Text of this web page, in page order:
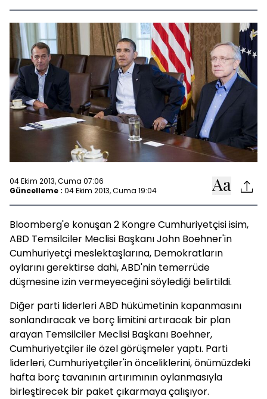
04 Ekim 2013, Cuma 07:06
Güncelleme : 04 Ekim 2013, Cuma 19:04
Bloomberg'e konuşan 2 Kongre Cumhuriyetçisi isim,
ABD Temsilciler Meclisi Başkanı John Boehner'in
Cumhuriyetçi meslektaşlarına, Demokratların
oylarını gerektirse dahi, ABD'nin temerrüde
düşmesine izin vermeyeceğini söylediği belirtildi.
Diğer parti liderleri ABD hükümetinin kapanmasını
sonlandıracak ve borç limitini artıracak bir plan
arayan Temsilciler Meclisi Başkanı Boehner,
Cumhuriyetçiler ile özel görüşmeler yaptı. Parti
liderleri, Cumhuriyetçiler'in önceliklerini, önümüzdeki
hafta borç tavanının artırımının oylanmasıyla
birleştirecek bir paket çıkarmaya çalışıyor.